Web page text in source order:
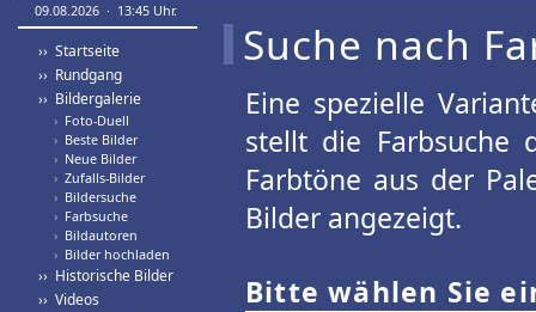
09.08.2026 · 13:45 Uhr.
›› Startseite
›› Rundgang
›› Bildergalerie
› Foto-Duell
› Beste Bilder
› Neue Bilder
› Zufalls-Bilder
› Bildersuche
› Farbsuche
› Bildautoren
› Bilder hochladen
›› Historische Bilder
›› Videos
Suche nach
Eine spezielle
stellt die Farbsuche
Farbtöne aus der
Bilder angezeigt.
Bitte wählen Sie